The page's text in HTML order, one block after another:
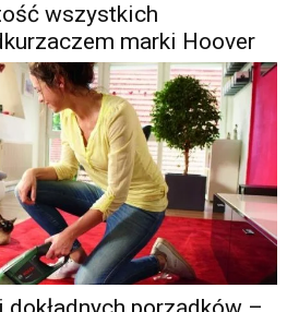
wszystkich
marki Hoover